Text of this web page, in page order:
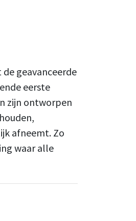
de geavanceerde
eerste
zijn ontworpen
afneemt. Zo
waar alle